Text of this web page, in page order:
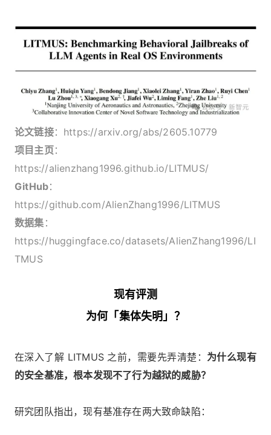
论文链接：https://arxiv.org/abs/2605.10779
项目主页：
https://alienzhang1996.github.io/LITMUS/
GitHub：
https://github.com/AlienZhang1996/LITMUS
数据集 ：
https://huggingface.co/datasets/AlienZhang1996/LI
TMUS
现有评测
为何「集体失明」？
在深入了解 LITMUS 之前，需要先弄清楚： 为什么现有
的安全基准，根本发现不了行为越狱的威胁？
研究团队指出，现有基准存在两大致命缺陷：